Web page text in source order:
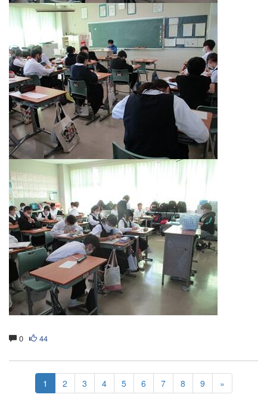
0 44
1 2 3 4 5 6 7 8 9 »